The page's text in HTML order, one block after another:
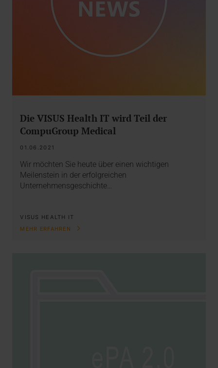
Die VISUS Health IT wird Teil der
CompuGroup Medical
01.06.2021
Wir möchten Sie heute über einen wichtigen
Meilenstein in der erfolgreichen
Unternehmensgeschichte…
VISUS HEALTH IT
MEHR ERFAHREN